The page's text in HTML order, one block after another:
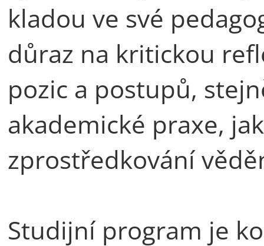
kladou ve své
důraz na kritickou
pozic a postupů,
akademické praxe,
zprostředkování
Studijní program je